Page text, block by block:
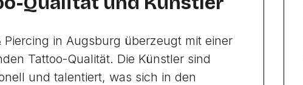
Piercing in Augsburg überzeugt mit einer
Tattoo-Qualität. Die Künstler sind
und talentiert, was sich in den